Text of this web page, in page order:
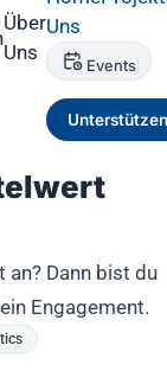
Über
Uns
Uns
Events
Unterstützen
Dann bist du
Engagement.